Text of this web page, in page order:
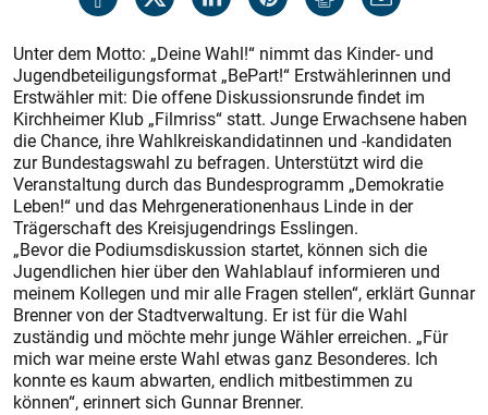
Unter dem Motto: „Deine Wahl!“ nimmt das Kinder- und
Jugendbeteiligungsformat „BePart!“ Erstwählerinnen und
Erstwähler mit: Die offene Diskussionsrunde findet im
Kirchheimer Klub „Filmriss“ statt. Junge Erwachsene haben
die Chance, ihre Wahlkreiskandidatinnen und -kandidaten
zur Bundestagswahl zu befragen. Unterstützt wird die
Veranstaltung durch das Bundesprogramm „Demokratie
Leben!“ und das Mehrgenerationenhaus Linde in der
Trägerschaft des Kreisjugendrings Esslingen.
„Bevor die Podiumsdiskussion startet, können sich die
Jugendlichen hier über den Wahlablauf informieren und
meinem Kollegen und mir alle Fragen stellen“, erklärt Gunnar
Brenner von der Stadtverwaltung. Er ist für die Wahl
zuständig und möchte mehr junge Wähler erreichen. „Für
mich war meine erste Wahl etwas ganz Besonderes. Ich
konnte es kaum abwarten, endlich mitbestimmen zu
können“, erinnert sich Gunnar Brenner.